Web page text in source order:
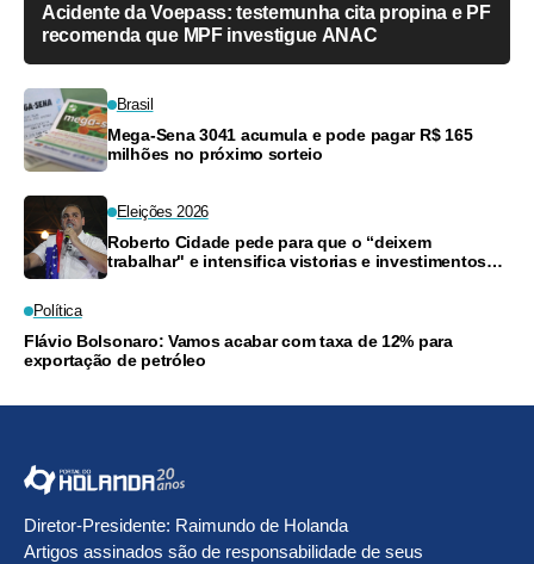
Acidente da Voepass: testemunha cita propina e PF
recomenda que MPF investigue ANAC
Brasil
Mega-Sena 3041 acumula e pode pagar R$ 165
milhões no próximo sorteio
Eleições 2026
Roberto Cidade pede para que o “deixem
trabalhar" e intensifica vistorias e investimentos
Política
Flávio Bolsonaro: Vamos acabar com taxa de 12% para
exportação de petróleo
Diretor-Presidente: Raimundo de Holanda
Artigos assinados são de responsabilidade de seus